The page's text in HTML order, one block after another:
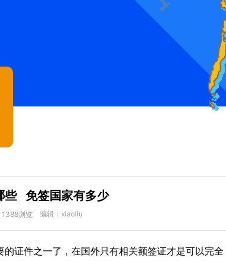
些 免签国家有多少
1388浏览 编辑：xiaoliu
证件之一了，在国外只有相关额签证才是可以完全